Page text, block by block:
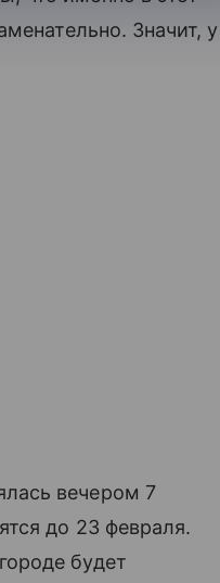
Значит, у
вечером 7
до 23 февраля.
будет